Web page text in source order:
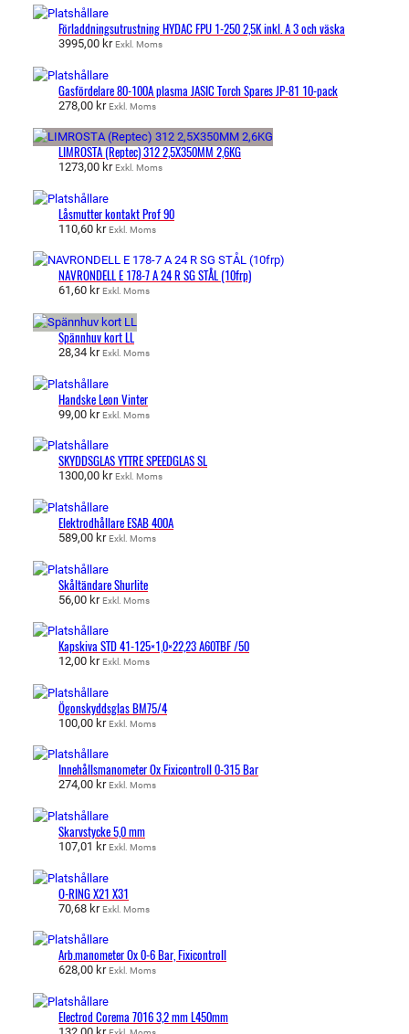
Förladdningsutrustning HYDAC FPU 1-250 2,5K inkl. A 3 och väska
3995,00 kr Exkl. Moms
Gasfördelare 80-100A plasma JASIC Torch Spares JP-81 10-pack
278,00 kr Exkl. Moms
LIMROSTA (Reptec) 312 2,5X350MM 2,6KG
1273,00 kr Exkl. Moms
Låsmutter kontakt Prof 90
110,60 kr Exkl. Moms
NAVRONDELL E 178-7 A 24 R SG STÅL (10frp)
61,60 kr Exkl. Moms
Spännhuv kort LL
28,34 kr Exkl. Moms
Handske Leon Vinter
99,00 kr Exkl. Moms
SKYDDSGLAS YTTRE SPEEDGLAS SL
1300,00 kr Exkl. Moms
Elektrodhållare ESAB 400A
589,00 kr Exkl. Moms
Skåltändare Shurlite
56,00 kr Exkl. Moms
Kapskiva STD 41-125×1,0×22,23 A60TBF /50
12,00 kr Exkl. Moms
Ögonskyddsglas BM75/4
100,00 kr Exkl. Moms
Innehållsmanometer Ox Fixicontroll 0-315 Bar
274,00 kr Exkl. Moms
Skarvstycke 5,0 mm
107,01 kr Exkl. Moms
O-RING X21 X31
70,68 kr Exkl. Moms
Arb.manometer Ox 0-6 Bar, Fixicontroll
628,00 kr Exkl. Moms
Electrod Corema 7016 3,2 mm L450mm